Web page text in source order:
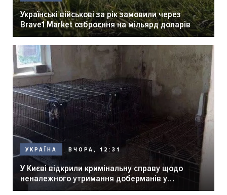
Українські військові за рік замовили через
Brave1 Market озброєння на мільярд доларів
УКРАЇНА ВЧОРА, 12:31
У Києві відкрили кримінальну справу щодо
неналежного утримання доберманів у
розпліднику